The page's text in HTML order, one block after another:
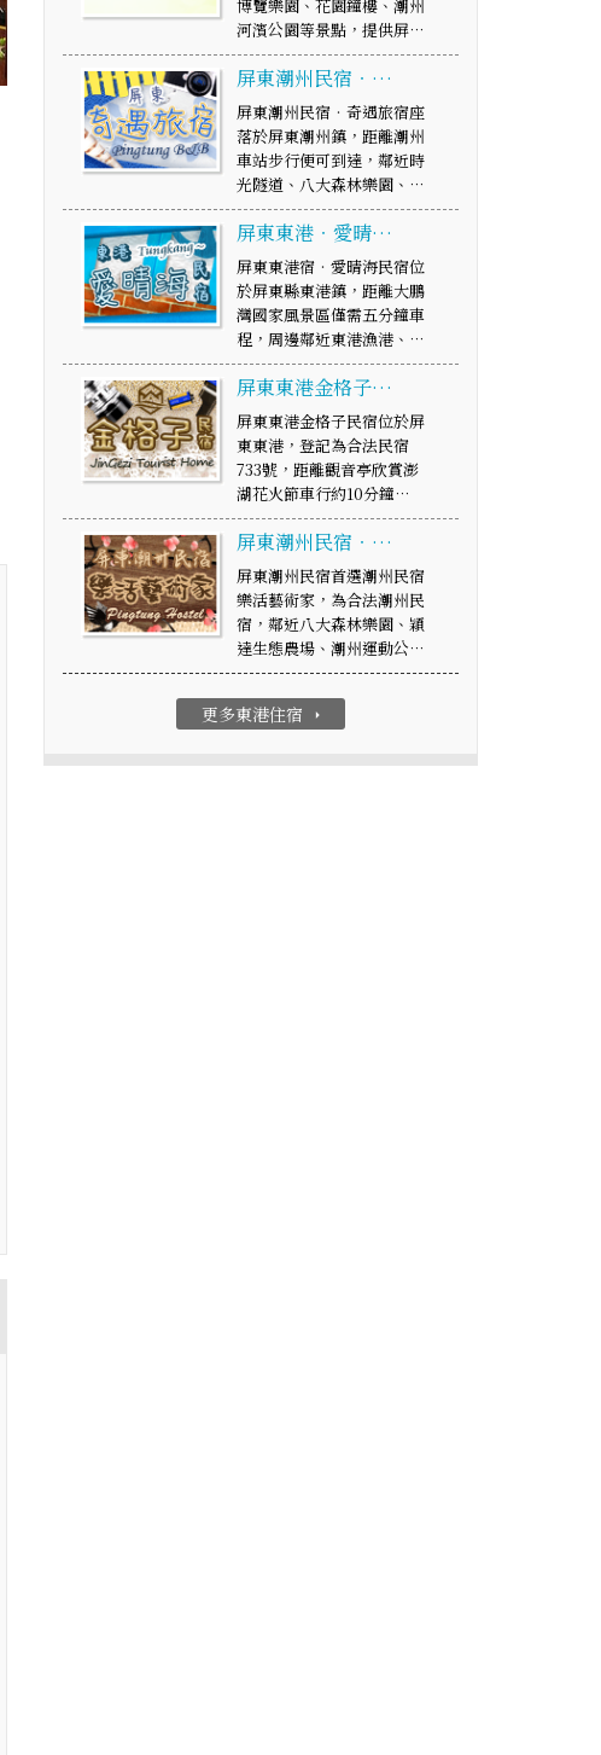
博覽樂園、花園鐘樓、潮州
河濱公園等景點，提供屏…
屏東潮州民宿‧…
屏東潮州民宿‧奇遇旅宿座
落於屏東潮州鎮，距離潮州
車站步行便可到達，鄰近時
光隧道、八大森林樂園、…
屏東東港‧愛晴…
屏東東港宿‧愛晴海民宿位
於屏東縣東港鎮，距離大鵬
灣國家風景區僅需五分鐘車
程，周邊鄰近東港漁港、…
屏東東港金格子…
屏東東港金格子民宿位於屏
東東港，登記為合法民宿
733號，距離觀音亭欣賞澎
湖花火節車行約10分鐘…
屏東潮州民宿‧…
屏東潮州民宿首選潮州民宿
樂活藝術家，為合法潮州民
宿，鄰近八大森林樂園、穎
達生態農場、潮州運動公…
更多東港住宿 arrow_right